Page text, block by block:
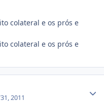
colateral e os prós e
colateral e os prós e
2011